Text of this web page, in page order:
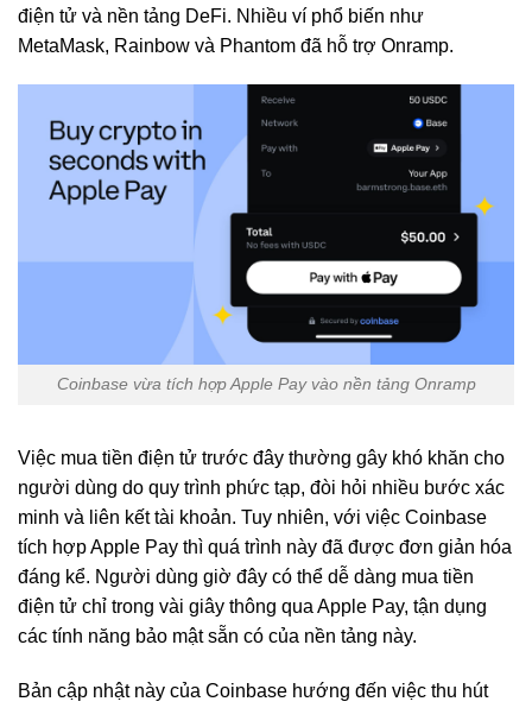
điện tử và nền tảng DeFi. Nhiều ví phổ biến như
MetaMask, Rainbow và Phantom đã hỗ trợ Onramp.
Coinbase vừa tích hợp Apple Pay vào nền tảng Onramp
Việc mua tiền điện tử trước đây thường gây khó khăn cho
người dùng do quy trình phức tạp, đòi hỏi nhiều bước xác
minh và liên kết tài khoản. Tuy nhiên, với việc Coinbase
tích hợp Apple Pay thì quá trình này đã được đơn giản hóa
đáng kể. Người dùng giờ đây có thể dễ dàng mua tiền
điện tử chỉ trong vài giây thông qua Apple Pay, tận dụng
các tính năng bảo mật sẵn có của nền tảng này.
Bản cập nhật này của Coinbase hướng đến việc thu hút